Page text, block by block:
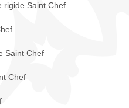
rigide Saint Chef
Saint Chef
Chef